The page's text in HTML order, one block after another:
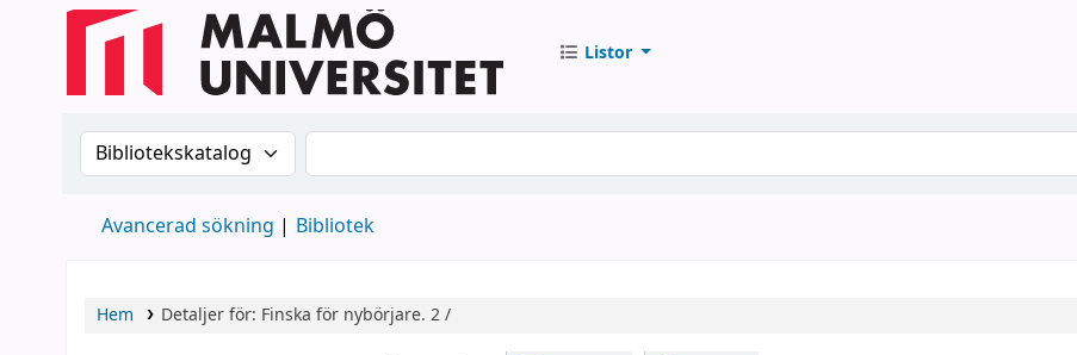
Listor
Sök i katalogen efter:Sök i katalogen
Avancerad sökning Bibliotek
Hem Detaljer för: Finska för nybörjare. 2 /